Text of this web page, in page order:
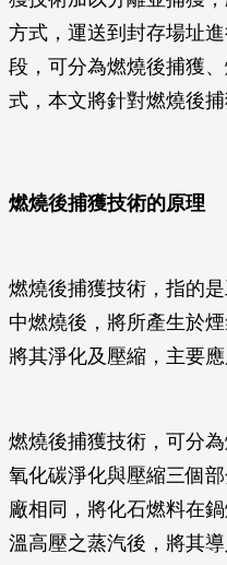
方式，運送到封存場址
段，可分為燃燒後捕獲
式，本文將針對燃燒後捕
燃燒後捕獲技術的原理
燃燒後捕獲技術，指的
中燃燒後，將所產生於
將其淨化及壓縮，主要
燃燒後捕獲技術，可分
氧化碳淨化與壓縮三個
廠相同，將化石燃料在
溫高壓之蒸汽後，將其